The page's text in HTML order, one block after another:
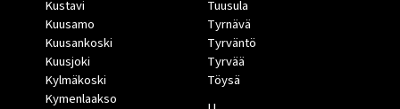
Kustavi
Kuusamo
Kuusankoski
Kuusjoki
Kylmäkoski
Kymenlaakso
Tuusula
Tyrnävä
Tyrväntö
Tyrvää
Töysä